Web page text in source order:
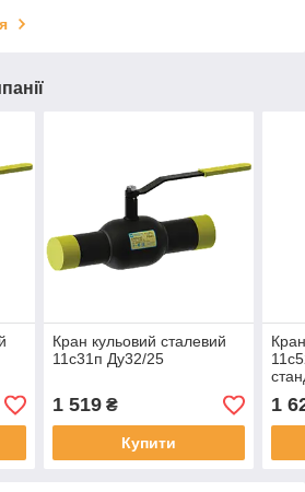
Кран кульовий сталевий
11с31п Ду32/25
1 519₴
Купити
1